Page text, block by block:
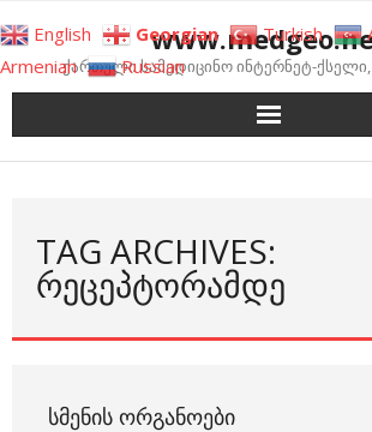
to
contentქართული სამედიცინო ინტერნეტ-
TAG ARCHIVES:
ᲠᲔᲪᲔᲞᲢᲝᲠᲐᲛᲓᲔ
ᲡᲛᲔᲜᲘᲡ ᲝᲠᲒᲐᲜᲝᲔᲑᲘ
English Georgian Turkish
Armenian
Russian